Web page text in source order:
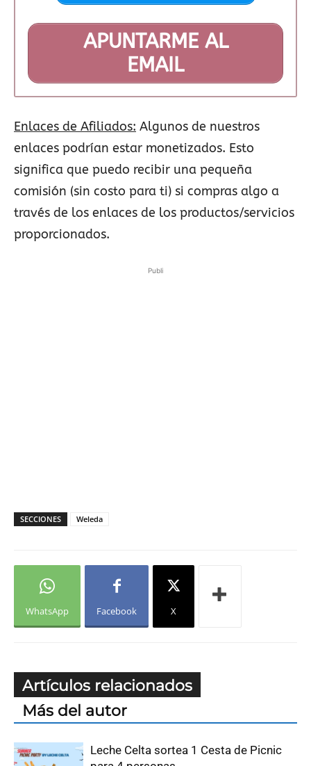
APUNTARME AL
EMAIL
Enlaces de Afiliados: Algunos de nuestros
enlaces podrían estar monetizados. Esto
significa que puedo recibir una pequeña
comisión (sin costo para ti) si compras algo a
través de los enlaces de los productos/servicios
proporcionados.
Publi
SECCIONES Weleda
WhatsApp Facebook X
Artículos relacionados
Más del autor
Leche Celta sortea 1 Cesta de Picnic